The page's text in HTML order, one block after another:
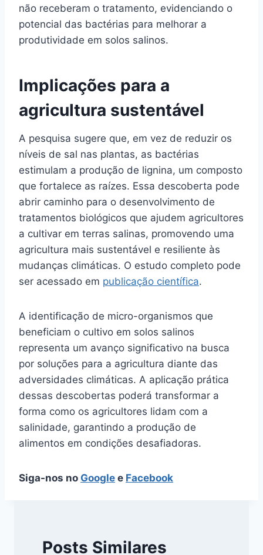
não receberam o tratamento, evidenciando o
potencial das bactérias para melhorar a
produtividade em solos salinos.
Implicações para a
agricultura sustentável
A pesquisa sugere que, em vez de reduzir os
níveis de sal nas plantas, as bactérias
estimulam a produção de lignina, um composto
que fortalece as raízes. Essa descoberta pode
abrir caminho para o desenvolvimento de
tratamentos biológicos que ajudem agricultores
a cultivar em terras salinas, promovendo uma
agricultura mais sustentável e resiliente às
mudanças climáticas. O estudo completo pode
ser acessado em publicação científica.
A identificação de micro-organismos que
beneficiam o cultivo em solos salinos
representa um avanço significativo na busca
por soluções para a agricultura diante das
adversidades climáticas. A aplicação prática
dessas descobertas poderá transformar a
forma como os agricultores lidam com a
salinidade, garantindo a produção de
alimentos em condições desafiadoras.
Siga-nos no Google e Facebook
Posts Similares